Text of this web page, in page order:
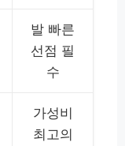
발 빠른
선점 필
수
가성비
최고의